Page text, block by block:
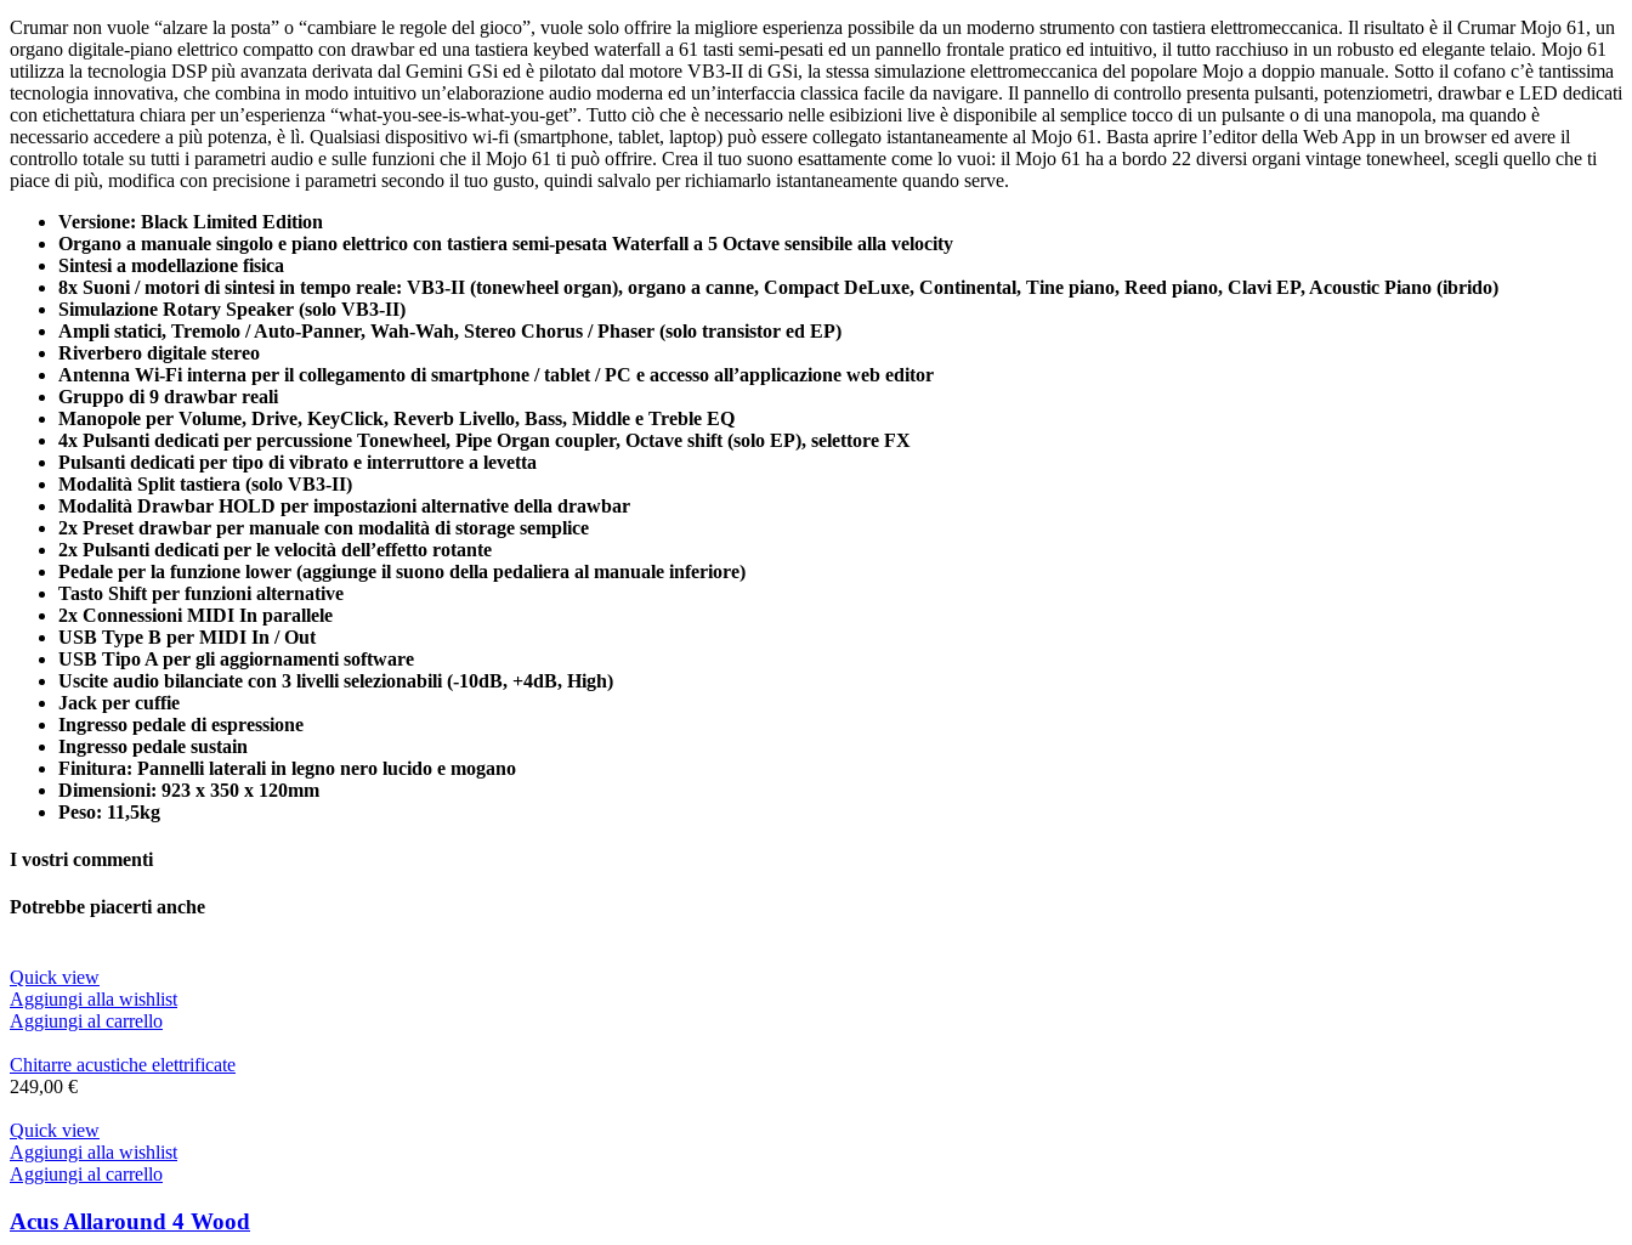
Crumar non vuole “alzare la posta” o “cambiare le regole del gioco”, vuole solo offrire la migliore esperienza possibile da un moderno strumento con tastiera elettromeccanica. Il risultato è il Crumar Mojo 61, un
organo digitale-piano elettrico compatto con drawbar ed una tastiera keybed waterfall a 61 tasti semi-pesati ed un pannello frontale pratico ed intuitivo, il tutto racchiuso in un robusto ed elegante telaio. Mojo 61
utilizza la tecnologia DSP più avanzata derivata dal Gemini GSi ed è pilotato dal motore VB3-II di GSi, la stessa simulazione elettromeccanica del popolare Mojo a doppio manuale. Sotto il cofano c’è tantissima
tecnologia innovativa, che combina in modo intuitivo un’elaborazione audio moderna ed un’interfaccia classica facile da navigare. Il pannello di controllo presenta pulsanti, potenziometri, drawbar e LED dedicati
con etichettatura chiara per un’esperienza “what-you-see-is-what-you-get”. Tutto ciò che è necessario nelle esibizioni live è disponibile al semplice tocco di un pulsante o di una manopola, ma quando è
necessario accedere a più potenza, è lì. Qualsiasi dispositivo wi-fi (smartphone, tablet, laptop) può essere collegato istantaneamente al Mojo 61. Basta aprire l’editor della Web App in un browser ed avere il
controllo totale su tutti i parametri audio e sulle funzioni che il Mojo 61 ti può offrire. Crea il tuo suono esattamente come lo vuoi: il Mojo 61 ha a bordo 22 diversi organi vintage tonewheel, scegli quello che ti
piace di più, modifica con precisione i parametri secondo il tuo gusto, quindi salvalo per richiamarlo istantaneamente quando serve.
Versione: Black Limited Edition
Organo a manuale singolo e piano elettrico con tastiera semi-pesata Waterfall a 5 Octave sensibile alla velocity
Sintesi a modellazione fisica
8x Suoni / motori di sintesi in tempo reale: VB3-II (tonewheel organ), organo a canne, Compact DeLuxe, Continental, Tine piano, Reed piano, Clavi EP, Acoustic Piano (ibrido)
Simulazione Rotary Speaker (solo VB3-II)
Ampli statici, Tremolo / Auto-Panner, Wah-Wah, Stereo Chorus / Phaser (solo transistor ed EP)
Riverbero digitale stereo
Antenna Wi-Fi interna per il collegamento di smartphone / tablet / PC e accesso all’applicazione web editor
Gruppo di 9 drawbar reali
Manopole per Volume, Drive, KeyClick, Reverb Livello, Bass, Middle e Treble EQ
4x Pulsanti dedicati per percussione Tonewheel, Pipe Organ coupler, Octave shift (solo EP), selettore FX
Pulsanti dedicati per tipo di vibrato e interruttore a levetta
Modalità Split tastiera (solo VB3-II)
Modalità Drawbar HOLD per impostazioni alternative della drawbar
2x Preset drawbar per manuale con modalità di storage semplice
2x Pulsanti dedicati per le velocità dell’effetto rotante
Pedale per la funzione lower (aggiunge il suono della pedaliera al manuale inferiore)
Tasto Shift per funzioni alternative
2x Connessioni MIDI In parallele
USB Type B per MIDI In / Out
USB Tipo A per gli aggiornamenti software
Uscite audio bilanciate con 3 livelli selezionabili (-10dB, +4dB, High)
Jack per cuffie
Ingresso pedale di espressione
Ingresso pedale sustain
Finitura: Pannelli laterali in legno nero lucido e mogano
Dimensioni: 923 x 350 x 120mm
Peso: 11,5kg
I vostri commenti
Potrebbe piacerti anche
Quick view
Aggiungi alla wishlist
Aggiungi al carrello
Chitarre acustiche elettrificate
249,00 €
Quick view
Aggiungi alla wishlist
Aggiungi al carrello
Acus Allaround 4 Wood